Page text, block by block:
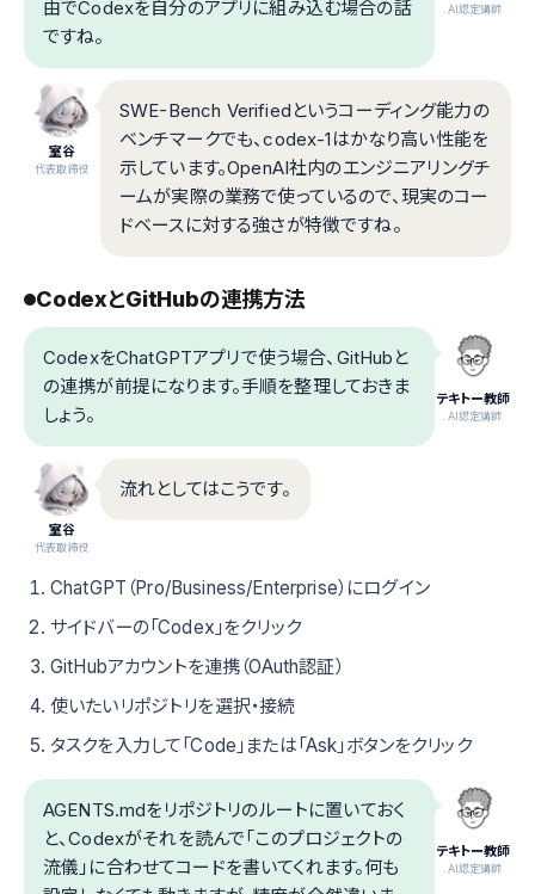
.AI認定講師
由でCodexを自分のアプリに組み込む場合の話
ですね。
室谷
代表取締役
SWE-Bench Verifiedというコーディング能力の
ベンチマークでも、codex-1はかなり高い性能を
示しています。OpenAI社内のエンジニアリングチ
ームが実際の業務で使っているので、現実のコー
ドベースに対する強さが特徴ですね。
CodexとGitHubの連携方法
テキトー教師
.AI認定講師
CodexをChatGPTアプリで使う場合、GitHubと
の連携が前提になります。手順を整理しておきま
しょう。
室谷
代表取締役
流れとしてはこうです。
ChatGPT（Pro/Business/Enterprise）にログイン
サイドバーの「Codex」をクリック
GitHubアカウントを連携（OAuth認証）
使いたいリポジトリを選択・接続
タスクを入力して「Code」または「Ask」ボタンをクリック
テキトー教師
.AI認定講師
AGENTS.mdをリポジトリのルートに置いておく
と、Codexがそれを読んで「このプロジェクトの
流儀」に合わせてコードを書いてくれます。何も